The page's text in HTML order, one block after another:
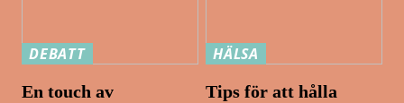
DEBATT
En touch av
HÄLSA
Tips för att hålla